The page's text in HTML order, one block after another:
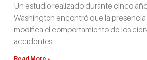
Un estudio realizado durante cinco
Washington encontró que la presencia
modifica el comportamiento de los
accidentes.
Read More »